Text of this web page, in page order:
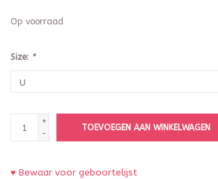
Op voorraad
Size: *
+
-
TOEVOEGEN AAN WINKELWAGEN
♥ Bewaar voor geboortelijst